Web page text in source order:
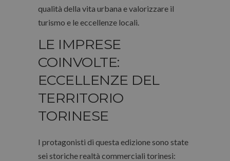
qualità della vita urbana e valorizzare il
turismo e le eccellenze locali.
LE IMPRESE
COINVOLTE:
ECCELLENZE DEL
TERRITORIO
TORINESE
I protagonisti di questa edizione sono state
sei storiche realtà commerciali torinesi: